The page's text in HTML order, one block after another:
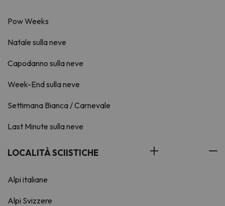
Pow Weeks
Natale sulla neve
Capodanno sulla neve
Week-End sulla neve
Settimana Bianca / Carnevale
Last Minute sulla neve
LOCALITÀ SCIISTICHE
Alpi italiane
Alpi Svizzere